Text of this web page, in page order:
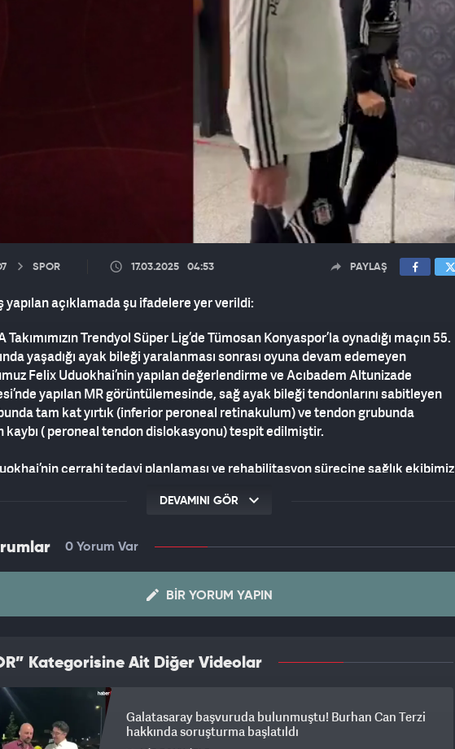
SPOR 17.03.2025 04:53 PAYLAŞ
yapılan açıklamada şu ifadelere yer verildi:
Takımımızın Trendyol Süper Lig’de Tümosan Konyaspor’la oynadığı maçın 55.
yaşadığı ayak bileği yaralanması sonrası oyuna devam edemeyen
Felix Uduokhai’nin yapılan değerlendirme ve Acıbadem Altunizade
yapılan MR görüntülemesinde, sağ ayak bileği tendonlarını sabitleyen
tam kat yırtık (inferior peroneal retinakulum) ve tendon grubunda
kaybı ( peroneal tendon dislokasyonu) tespit edilmiştir.
cerrahi tedavi planlaması ve rehabilitasyon sürecine sağlık ekibimiz
DEVAMINI GÖR
0 Yorum Var
BIR YORUM YAPIN
Kategorisine Ait Diğer Videolar
Galatasaray başvuruda bulunmuştu! Burhan Can Terzi
hakkında soruşturma başlatıldı